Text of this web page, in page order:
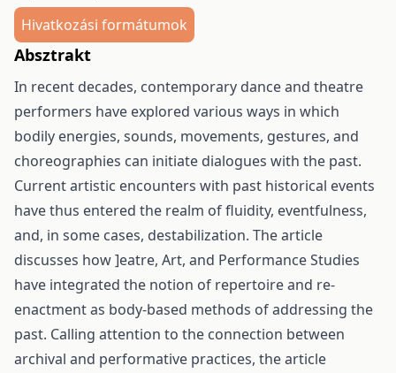
Hivatkozási formátumok
Absztrakt
In recent decades, contemporary dance and theatre
performers have explored various ways in which
bodily energies, sounds, movements, gestures, and
choreographies can initiate dialogues with the past.
Current artistic encounters with past historical events
have thus entered the realm of fluidity, eventfulness,
and, in some cases, destabilization. The article
discusses how ]eatre, Art, and Performance Studies
have integrated the notion of repertoire and re-
enactment as body-based methods of addressing the
past. Calling attention to the connection between
archival and performative practices, the article